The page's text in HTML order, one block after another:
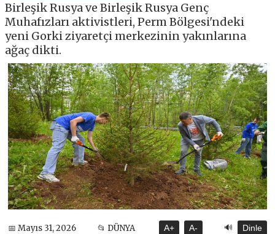
Birleşik Rusya ve Birleşik Rusya Genç
Muhafızları aktivistleri, Perm Bölgesi'ndeki
yeni Gorki ziyaretçi merkezinin yakınlarına
ağaç dikti.
📅 Mayıs 31, 2026 📂 DÜNYA A+ A- 🔊 Dinle